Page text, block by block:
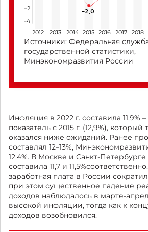
–2,0
2017
2016
2015
2014
2012 2013
–4
–2
2018
Источники: Федеральная
государственной статистики,
Минэкономразвития России
Инфляция в 2022 г. составила 11,9%
показатель с 2015 г. (12,9%),
оказался ниже ожиданий. Ранее
составлял 12–13%,
12,4%. В Москве и Санкт-
составила 11,7 и
заработная плата в России
при этом существенное падение
доходов наблюдалось в марте-
высокой инфляции, тогда как к
доходов возобновился.